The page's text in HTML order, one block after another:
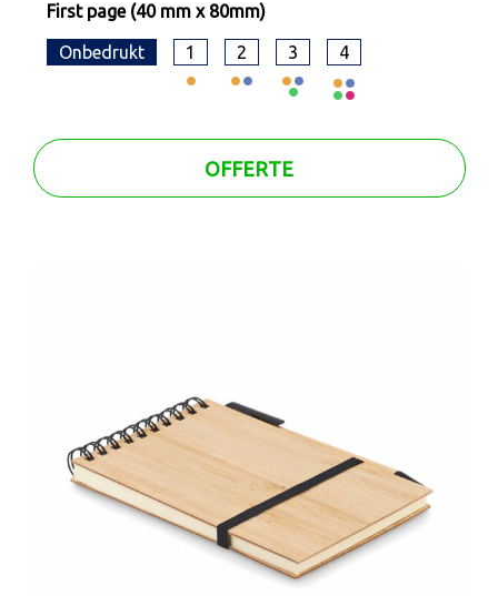
First page (40 mm x 80mm)
Onbedrukt 1 2 3 4
OFFERTE